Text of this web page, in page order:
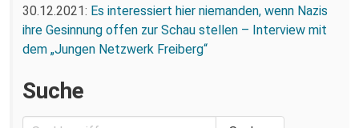
30.12.2021: Es interessiert hier niemanden, wenn Nazis
ihre Gesinnung offen zur Schau stellen – Interview mit
dem „Jungen Netzwerk Freiberg“
Suche